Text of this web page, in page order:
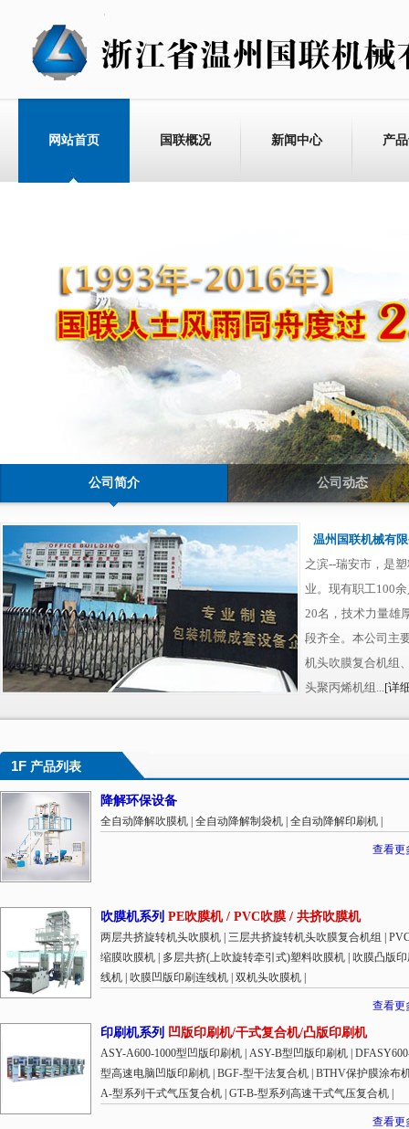
网站首页 国联概况 新闻中心 产
公司简介
温州国联机械有
之滨--瑞安市，是
业。现有职工100
20名，技术力量雄
段齐全。本公司主
机头吹膜复合机组
头聚丙烯机组...[详
公司动态
1F 产品列表
降解环保设备
全自动降解吹膜机 全自动降解制袋机 全自动降解印刷机
查看更
吹膜机系列 PE吹膜机 / PVC吹膜 / 共挤吹膜机
两层共挤旋转机头吹膜机 三层共挤旋转机头吹膜复合机组
缩膜吹膜机
多层共挤(上吹旋转牵引式)塑料吹膜机
吹膜凸版
线机
吹膜凹版印刷连线机 双机头吹膜机
查看更
印刷机系列 凹版印刷机/干式复合机/凸版印刷机
ASY-A600-1000型凹版印刷机 ASY-B型凹版印刷机
型高速电脑凹版印刷机 BGF-型干法复合机 BTHV保护膜涂布
A-型系列干式气压复合机 GT-B-型系列高速干式气压复合机
查看更